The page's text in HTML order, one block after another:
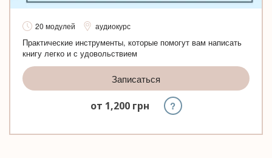
20 модулей аудиокурс
Практические инструменты, которые помогут вам написать
книгу легко и с удовольствием
Записаться
от 1,200 грн ?